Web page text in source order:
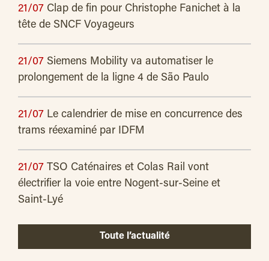
21/07 Clap de fin pour Christophe Fanichet à la
tête de SNCF Voyageurs
21/07 Siemens Mobility va automatiser le
prolongement de la ligne 4 de São Paulo
21/07 Le calendrier de mise en concurrence des
trams réexaminé par IDFM
21/07 TSO Caténaires et Colas Rail vont
électrifier la voie entre Nogent-sur-Seine et
Saint-Lyé
Toute l’actualité